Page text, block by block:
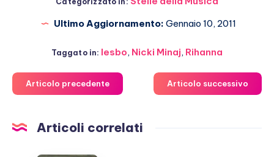
Ultimo Aggiornamento: Gennaio 10, 2011
Taggato in: lesbo, Nicki Minaj, Rihanna
Articolo precedente Articolo successivo
Articoli correlati